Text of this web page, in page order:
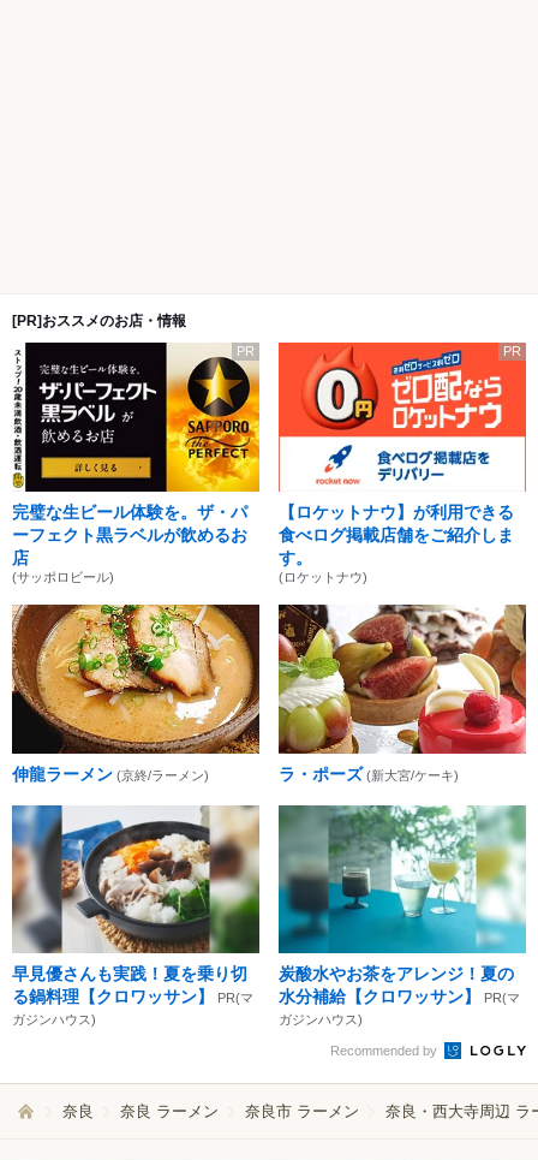
[PR]おススメのお店・情報
PR
完璧な生ビール体験を。ザ・パ
ーフェクト黒ラベルが飲めるお
店
(サッポロビール)
PR
【ロケットナウ】が利用できる
食べログ掲載店舗をご紹介しま
す。
(ロケットナウ)
伸龍ラーメン (京終/ラーメン) ラ・ポーズ (新大宮/ケーキ)
早見優さんも実践！夏を乗り切
る鍋料理【クロワッサン】
PR(マ
ガジンハウス)
炭酸水やお茶をアレンジ！夏の
水分補給【クロワッサン】
PR(マ
ガジンハウス)
Recommended by
奈良 奈良 ラーメン 奈良市 ラーメン 奈良・西大寺周辺 ラ